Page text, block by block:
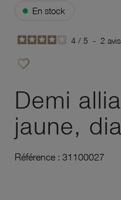
● En stock
4 / 5 - 2 avis
favorite_border
Demi
jaune,
Référence : 31100027